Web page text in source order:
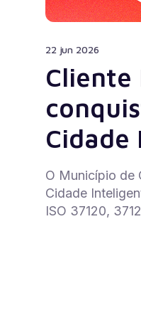
22 jun 2026
Cliente
Cidade
O Município de
Cidade
ISO 37120,